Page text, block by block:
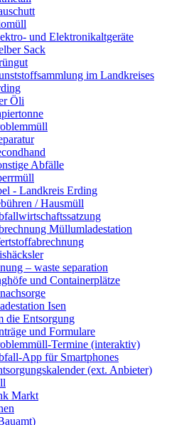
und Elektronikaltgeräte
Sack
im Landkreises
Öli
Abfälle
- Landkreis Erding
/ Hausmüll
Müllumladestation
– waste separation
und Containerplätze
Isen
die Entsorgung
und Formulare
Termine (interaktiv)
App für Smartphones
(ext. Anbieter)
Markt